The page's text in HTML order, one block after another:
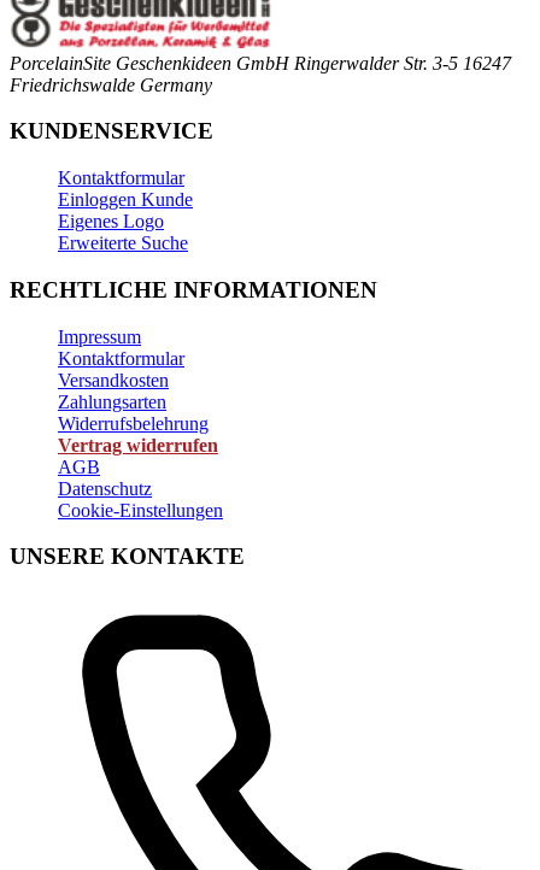
PorcelainSite Geschenkideen GmbH Ringerwalder Str. 3-5 16247
Friedrichswalde Germany
KUNDENSERVICE
Kontaktformular
Einloggen Kunde
Eigenes Logo
Erweiterte Suche
RECHTLICHE INFORMATIONEN
Impressum
Kontaktformular
Versandkosten
Zahlungsarten
Widerrufsbelehrung
Vertrag widerrufen
AGB
Datenschutz
Cookie-Einstellungen
UNSERE KONTAKTE